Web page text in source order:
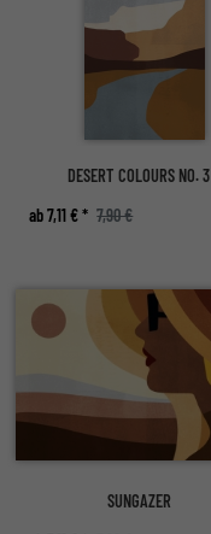
DESERT COLOURS NO. 3
ab 7,11 € * 7,90 €
SUNGAZER